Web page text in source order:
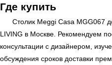
Где купить
Столик Meggi Casa MGG067
LIVING в Москве. Рекомендуем
консультации с дизайнером,
обсуждения сроков доставки